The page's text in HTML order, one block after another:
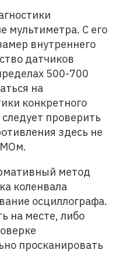
мультиметра. С его
внутреннего
датчиков
500-700
на
конкретного
проверить
здесь не
метод
коленвала
осциллографа.
на месте, либо
просканировать